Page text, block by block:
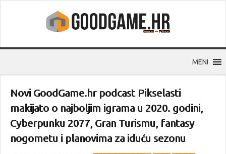
MENI
Novi GoodGame.hr podcast Pikselasti
makijato o najboljim igrama u 2020. godini,
Cyberpunku 2077, Gran Turismu, fantasy
nogometu i planovima za iduću sezonu